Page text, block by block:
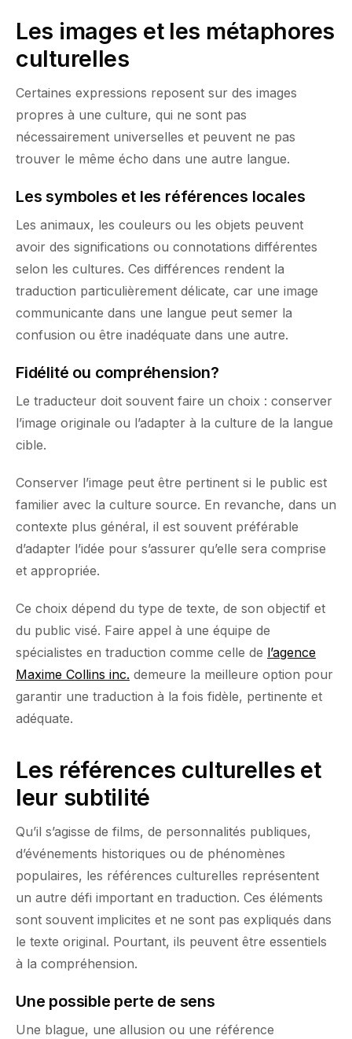
Les images et les métaphores
culturelles
Certaines expressions reposent sur des images
propres à une culture, qui ne sont pas
nécessairement universelles et peuvent ne pas
trouver le même écho dans une autre langue.
Les symboles et les références locales
Les animaux, les couleurs ou les objets peuvent
avoir des significations ou connotations différentes
selon les cultures. Ces différences rendent la
traduction particulièrement délicate, car une image
communicante dans une langue peut semer la
confusion ou être inadéquate dans une autre.
Fidélité ou compréhension?
Le traducteur doit souvent faire un choix : conserver
l’image originale ou l’adapter à la culture de la langue
cible.
Conserver l’image peut être pertinent si le public est
familier avec la culture source. En revanche, dans un
contexte plus général, il est souvent préférable
d’adapter l’idée pour s’assurer qu’elle sera comprise
et appropriée.
Ce choix dépend du type de texte, de son objectif et
du public visé. Faire appel à une équipe de
spécialistes en traduction comme celle de l’agence
Maxime Collins inc. demeure la meilleure option pour
garantir une traduction à la fois fidèle, pertinente et
adéquate.
Les références culturelles et
leur subtilité
Qu’il s’agisse de films, de personnalités publiques,
d’événements historiques ou de phénomènes
populaires, les références culturelles représentent
un autre défi important en traduction. Ces éléments
sont souvent implicites et ne sont pas expliqués dans
le texte original. Pourtant, ils peuvent être essentiels
à la compréhension.
Une possible perte de sens
Une blague, une allusion ou une référence